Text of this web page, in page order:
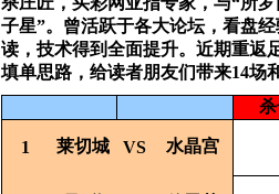
子星”。曾活跃于各大论坛，看盘
读，技术得到全面提升。近期重返
填单思路，给读者朋友们带来14场
1 莱切城 VS 水晶宫